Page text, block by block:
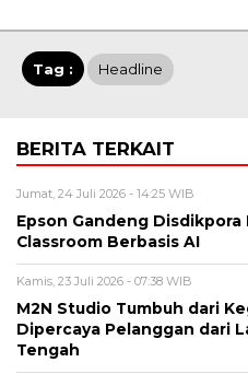
Tag : Headline
BERITA TERKAIT
Jumat, 24 Juli 2026 - 14:25 WIB
Epson Gandeng
Classroom Berbasis AI
Kamis, 23 Juli 2026 - 07:38 WIB
M2N Studio Tumbuh dari
Dipercaya Pelanggan dari
Tengah